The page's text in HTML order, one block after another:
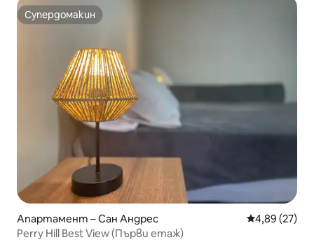
Супердомакин
Супердомакин
Апартамент – Сан Андрес Средна
4,89 (27)
Perry Hill Best View (Първи етаж)